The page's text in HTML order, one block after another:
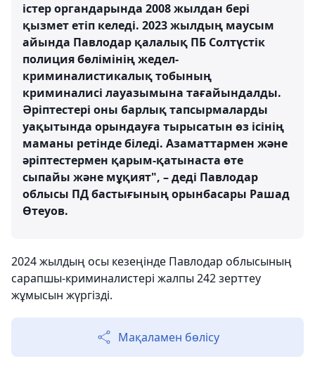
істер органдарында 2008 жылдан бері
қызмет етіп келеді. 2023 жылдың маусым
айында Павлодар қалалық ПБ Солтүстік
полиция бөлімінің жедел-
криминалистикалық тобының
криминалисі лауазымына тағайындалды.
Әріптестері оны барлық тапсырмаларды
уақытында орындауға тырысатын өз ісінің
маманы ретінде біледі. Азаматтармен және
әріптестермен қарым-қатынаста өте
сыпайы және мұқият", – деді Павлодар
облысы ПД бастығының орынбасары Рашад
Өтеуов.
2024 жылдың осы кезеңінде Павлодар облысының
сарапшы-криминалистері жалпы 242 зерттеу
жұмысын жүргізді.
Мақаламен бөлісу